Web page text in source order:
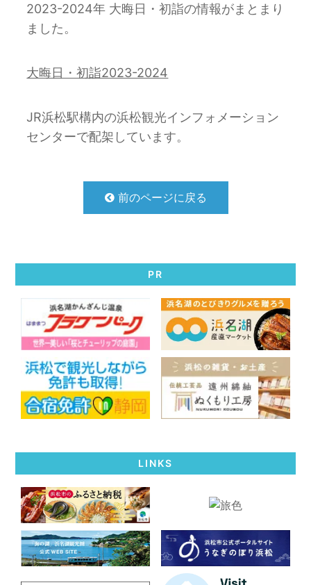
2023-2024年 大晦日・初詣の情報がまとまり
ました。
大晦日・初詣2023-2024
JR浜松駅構内の浜松観光インフォメーション
センターで配架しています。
前のページに戻る
PR
LINKS